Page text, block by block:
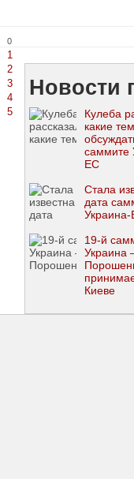
0
1
2
3
4
5
Новости
Кулеба
какие
саммите
ЕС
Стала
дата
19-й
Киеве